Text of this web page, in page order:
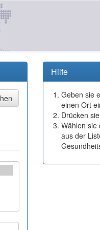
Hilfe
Geben sie
einen Ort
Drücken
Wählen sie
aus der